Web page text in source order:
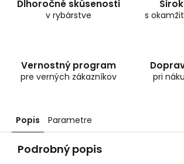
Dlhoročné skúsenosti
v rybárstve s
Vernostný program
pre verných zákazníkov pri
Popis Parametre
Podrobný popis